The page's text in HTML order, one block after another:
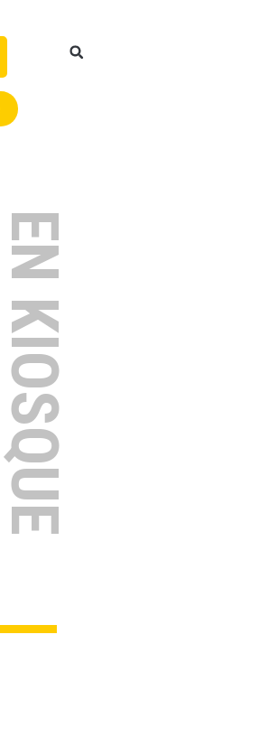
EN KIOSQUE